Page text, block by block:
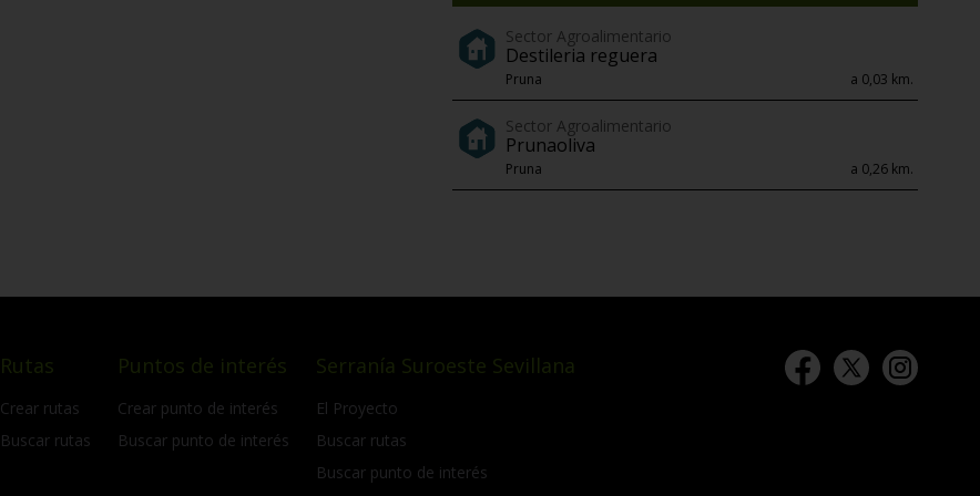
Sector Agroalimentario
Destileria reguera
Pruna a 0,03 km.
Sector Agroalimentario
Prunaoliva
Pruna a 0,26 km.
Rutas
Crear rutas
Buscar rutas
Puntos de interés
Crear punto de interés
Buscar punto de interés
Serranía Suroeste Sevillana
El Proyecto
Buscar rutas
Buscar punto de interés